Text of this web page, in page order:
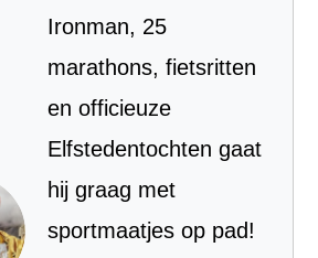
Ironman, 25
marathons, fietsritten
en officieuze
Elfstedentochten gaat
hij graag met
sportmaatjes op pad!